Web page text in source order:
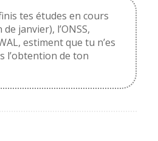
tes études en cours
janvier), l’ONSS,
estiment que tu n’es
l’obtention de ton